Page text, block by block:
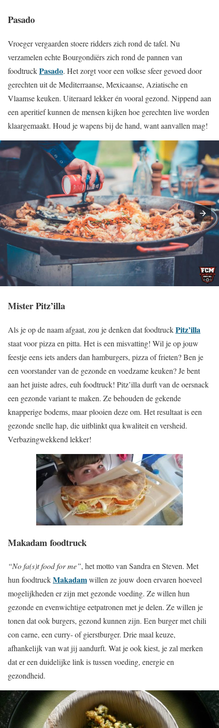
Pasado
Vroeger vergaarden stoere ridders zich rond de tafel. Nu
verzamelen echte Bourgondiërs zich rond de pannen van
foodtruckPasado. Het zorgt voor een volkse sfeer gevoed door
gerechten uit de Mediterraanse, Mexicaanse, Aziatische en
Vlaamse keuken. Uiteraard lekker én vooral gezond. Nippend aan
een aperitief kunnen de mensen kijken hoe gerechten live worden
klaargemaakt. Houd je wapens bij de hand, want aanvallen mag!
Mister Pitz’illa
Als je op de naam afgaat, zou je denken dat foodtruckPitz’illa
staat voor pizza en pitta. Het is een misvatting! Wil je op jouw
feestje eens iets anders dan hamburgers, pizza of frieten? Ben je
een voorstander van de gezonde en voedzame keuken? Je bent
aan het juiste adres, euh foodtruck! Pitz’illa durft van de oersnack
een gezonde variant te maken. Ze behouden de gekende
knapperige bodems, maar plooien deze om. Het resultaat is een
gezonde snelle hap, die uitblinkt qua kwaliteit en versheid.
Verbazingwekkend lekker!
Makadam foodtruck
“No fa(s)t food for me”, het motto van Sandra en Steven. Met
hun foodtruckMakadamwillen ze jouw doen ervaren hoeveel
mogelijkheden er zijn met gezonde voeding. Ze willen hun
gezonde en evenwichtige eetpatronen met je delen. Ze willen je
tonen dat ook burgers, gezond kunnen zijn. Een burger met chili
con carne, een curry- of gierstburger. Drie maal keuze,
afhankelijk van wat jij aandurft. Wat je ook kiest, je zal merken
dat er een duidelijke link is tussen voeding, energie en
gezondheid.